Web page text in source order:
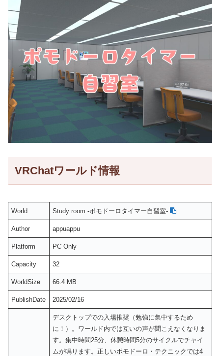
VRChatワールド情報
World Study room -ポモドーロタイマー自習室-
Author appuappu
Platform PC Only
Capacity 32
WorldSize 66.4 MB
PublishDate 2025/02/16
デスクトップでの入場推奨（勉強に集中するため
に！）。ワールド内では互いの声が聞こえなくなりま
す。集中時間25分、休憩時間5分のサイクルでチャイ
ムが鳴ります。正しいポモドーロ・テクニックでは4